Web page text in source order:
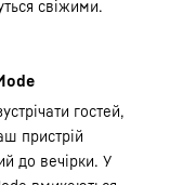
свіжими.
гостей,
пристрій
до вечірки. У